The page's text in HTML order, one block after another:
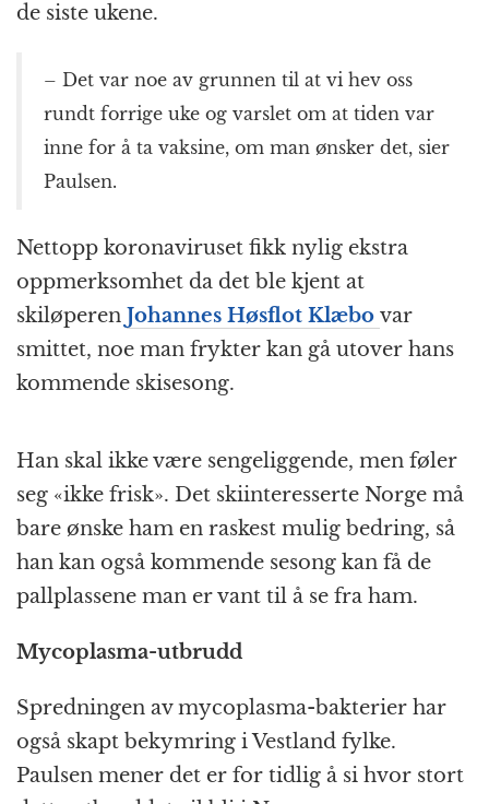
de siste ukene.
– Det var noe av grunnen til at vi hev oss
rundt forrige uke og varslet om at tiden var
inne for å ta vaksine, om man ønsker det, sier
Paulsen.
Nettopp koronaviruset fikk nylig ekstra
oppmerksomhet da det ble kjent at
skiløperen Johannes Høsflot Klæbo var
smittet, noe man frykter kan gå utover hans
kommende skisesong.
Han skal ikke være sengeliggende, men føler
seg «ikke frisk». Det skiinteresserte Norge må
bare ønske ham en raskest mulig bedring, så
han kan også kommende sesong kan få de
pallplassene man er vant til å se fra ham.
Mycoplasma-utbrudd
Spredningen av mycoplasma-bakterier har
også skapt bekymring i Vestland fylke.
Paulsen mener det er for tidlig å si hvor stort